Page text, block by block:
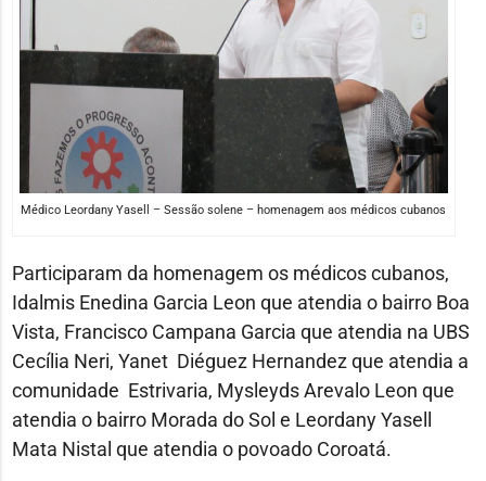
Médico Leordany Yasell – Sessão solene – homenagem aos médicos cubanos
Participaram da homenagem os médicos cubanos,
Idalmis Enedina Garcia Leon que atendia o bairro Boa
Vista, Francisco Campana Garcia que atendia na UBS
Cecília Neri, Yanet Diéguez Hernandez que atendia a
comunidade Estrivaria, Mysleyds Arevalo Leon que
atendia o bairro Morada do Sol e Leordany Yasell
Mata Nistal que atendia o povoado Coroatá.